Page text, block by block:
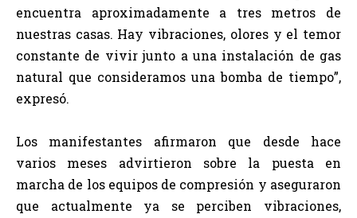
encuentra aproximadamente a tres metros de
nuestras casas. Hay vibraciones, olores y el temor
constante de vivir junto a una instalación de gas
natural que consideramos una bomba de tiempo”,
expresó.
Los manifestantes afirmaron que desde hace
varios meses advirtieron sobre la puesta en
marcha de los equipos de compresión y aseguraron
que actualmente ya se perciben vibraciones,